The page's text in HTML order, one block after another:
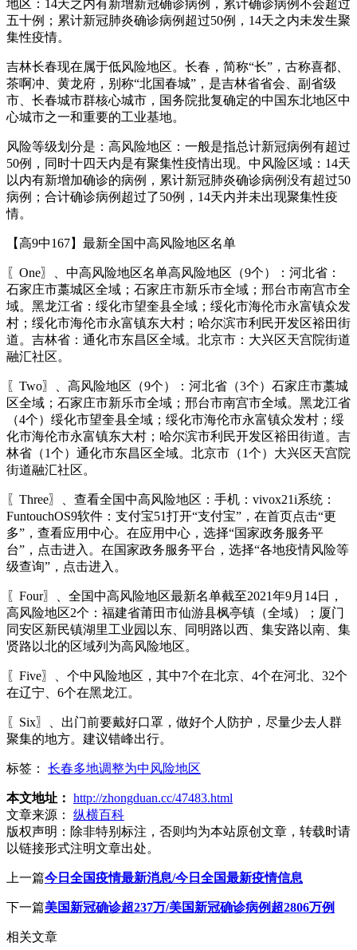
地区：14天之内有新增新冠确诊病例，累计确诊病例不会超过
五十例；累计新冠肺炎确诊病例超过50例，14天之内未发生聚
集性疫情。
吉林长春现在属于低风险地区。长春，简称“长”，古称喜都、
茶啊冲、黄龙府，别称“北国春城”，是吉林省省会、副省级
市、长春城市群核心城市，国务院批复确定的中国东北地区中
心城市之一和重要的工业基地。
风险等级划分是：高风险地区：一般是指总计新冠病例有超过
50例，同时十四天内是有聚集性疫情出现。中风险区域：14天
以内有新增加确诊的病例，累计新冠肺炎确诊病例没有超过50
病例；合计确诊病例超过了50例，14天内并未出现聚集性疫
情。
【高9中167】最新全国中高风险地区名单
〖One〗、中高风险地区名单高风险地区（9个）：河北省：
石家庄市藁城区全域；石家庄市新乐市全域；邢台市南宫市全
域。黑龙江省：绥化市望奎县全域；绥化市海伦市永富镇众发
村；绥化市海伦市永富镇东大村；哈尔滨市利民开发区裕田街
道。吉林省：通化市东昌区全域。北京市：大兴区天宫院街道
融汇社区。
〖Two〗、高风险地区（9个）：河北省（3个）石家庄市藁城
区全域；石家庄市新乐市全域；邢台市南宫市全域。黑龙江省
（4个）绥化市望奎县全域；绥化市海伦市永富镇众发村；绥
化市海伦市永富镇东大村；哈尔滨市利民开发区裕田街道。吉
林省（1个）通化市东昌区全域。北京市（1个）大兴区天宫院
街道融汇社区。
〖Three〗、查看全国中高风险地区：手机：vivox21i系统：
FuntouchOS9软件：支付宝51打开“支付宝”，在首页点击“更
多”，查看应用中心。在应用中心，选择“国家政务服务平
台”，点击进入。在国家政务服务平台，选择“各地疫情风险等
级查询”，点击进入。
〖Four〗、全国中高风险地区最新名单截至2021年9月14日，
高风险地区2个：福建省莆田市仙游县枫亭镇（全域）；厦门
同安区新民镇湖里工业园以东、同明路以西、集安路以南、集
贤路以北的区域列为高风险地区。
〖Five〗、个中风险地区，其中7个在北京、4个在河北、32个
在辽宁、6个在黑龙江。
〖Six〗、出门前要戴好口罩，做好个人防护，尽量少去人群
聚集的地方。建议错峰出行。
标签： 长春多地调整为中风险地区
本文地址： http://zhongduan.cc/47483.html
文章来源：
纵横百科
版权声明： 除非特别标注，否则均为本站原创文章，转载时请
以链接形式注明文章出处。
上一篇今日全国疫情最新消息/今日全国最新疫情信息
下一篇美国新冠确诊超237万/美国新冠确诊病例超2806万例
相关文章